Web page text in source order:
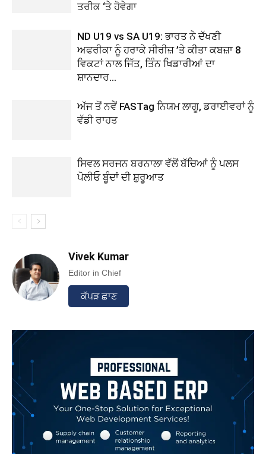
ਤਰੀਕ ‘ਤੇ ਹੋਵੇਗਾ
ND U19 vs SA U19: ਭਾਰਤ ਨੇ ਦੱਖਣੀ
ਅਫਰੀਕਾ ਨੂੰ ਹਰਾਕੇ ਸੀਰੀਜ਼ ’ਤੇ ਕੀਤਾ ਕਬਜ਼ਾ 8
ਵਿਕਟਾਂ ਨਾਲ ਜਿੱਤ, ਤਿੰਨ ਖਿਡਾਰੀਆਂ ਦਾ
ਸ਼ਾਨਦਾਰ...
ਅੱਜ ਤੋਂ ਨਵੇਂ FASTag ਨਿਯਮ ਲਾਗੂ, ਡਰਾਈਵਰਾਂ ਨੂੰ
ਵੱਡੀ ਰਾਹਤ
ਸਿਵਲ ਸਰਜਨ ਬਰਨਾਲਾ ਵੱਲੋਂ ਬੱਚਿਆਂ ਨੂੰ ਪਲਸ
ਪੋਲੀਓ ਬੂੰਦਾਂ ਦੀ ਸ਼ੁਰੂਆਤ
Vivek Kumar
Editor in Chief
ਕੱਪੜ ਛਾਣ